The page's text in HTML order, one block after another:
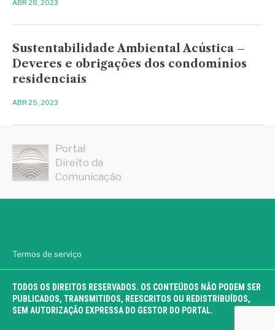
ABR 28, 2023
Sustentabilidade Ambiental Acústica –
Deveres e obrigações dos condomínios
residenciais
ABR 25, 2023
Portal
Direito da
Comunicação
Termos de serviço
TODOS OS DIREITOS RESERVADOS. OS CONTEÚDOS NÃO PODEM SER
PUBLICADOS, TRANSMITIDOS, REESCRITOS OU REDISTRIBUÍDOS,
SEM AUTORIZAÇÃO EXPRESSA DO GESTOR DO PORTAL.